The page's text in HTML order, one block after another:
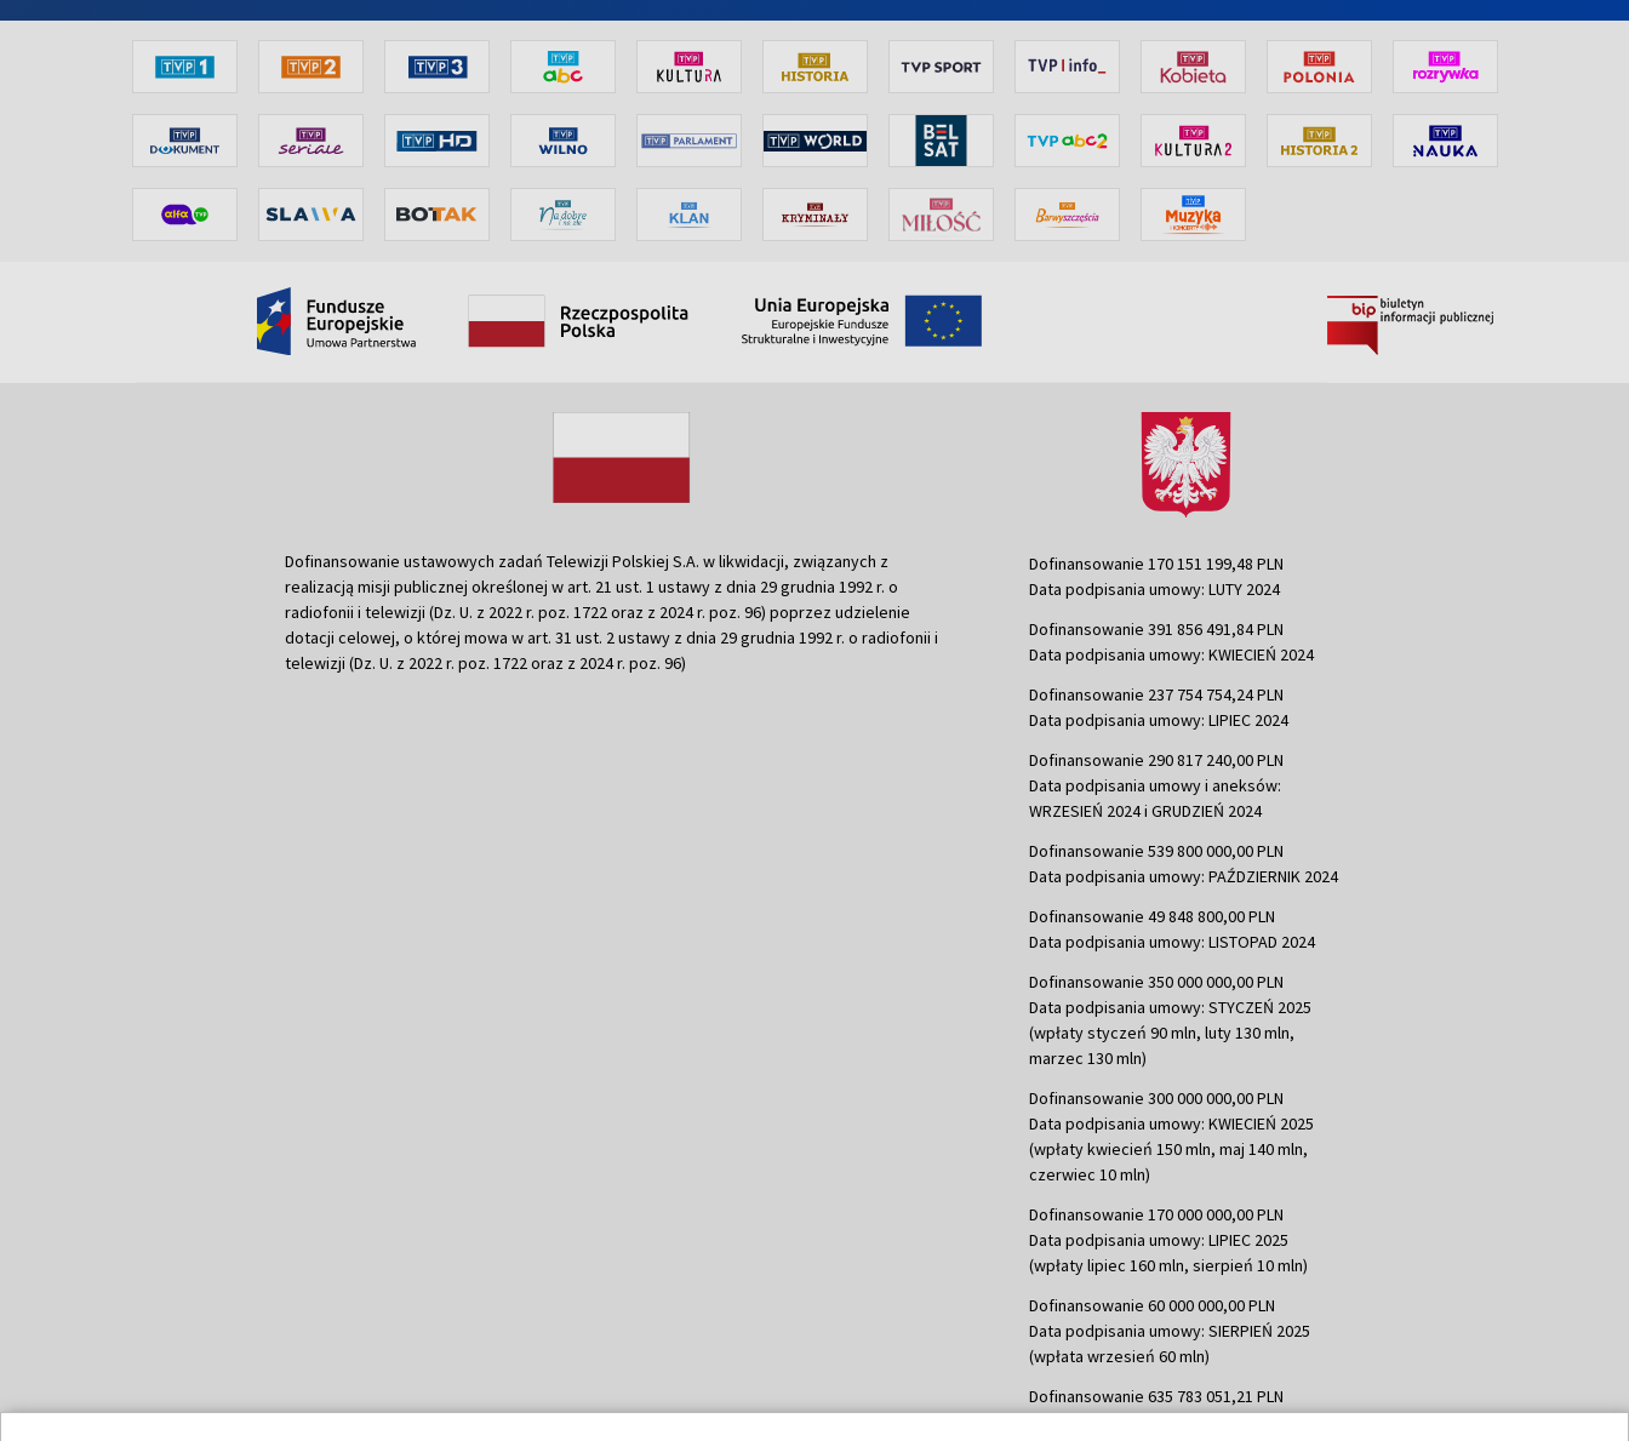
Dofinansowanie ustawowych zadań Telewizji Polskiej S.A. w likwidacji, związanych z
realizacją misji publicznej określonej w art. 21 ust. 1 ustawy z dnia 29 grudnia 1992 r. o
radiofonii i telewizji (Dz. U. z 2022 r. poz. 1722 oraz z 2024 r. poz. 96) poprzez udzielenie
dotacji celowej, o której mowa w art. 31 ust. 2 ustawy z dnia 29 grudnia 1992 r. o radiofonii i
telewizji (Dz. U. z 2022 r. poz. 1722 oraz z 2024 r. poz. 96)
Dofinansowanie 170 151 199,48 PLN
Data podpisania umowy: LUTY 2024
Dofinansowanie 391 856 491,84 PLN
Data podpisania umowy: KWIECIEŃ 2024
Dofinansowanie 237 754 754,24 PLN
Data podpisania umowy: LIPIEC 2024
Dofinansowanie 290 817 240,00 PLN
Data podpisania umowy i aneksów:
WRZESIEŃ 2024 i GRUDZIEŃ 2024
Dofinansowanie 539 800 000,00 PLN
Data podpisania umowy: PAŹDZIERNIK 2024
Dofinansowanie 49 848 800,00 PLN
Data podpisania umowy: LISTOPAD 2024
Dofinansowanie 350 000 000,00 PLN
Data podpisania umowy: STYCZEŃ 2025
(wpłaty styczeń 90 mln, luty 130 mln,
marzec 130 mln)
Dofinansowanie 300 000 000,00 PLN
Data podpisania umowy: KWIECIEŃ 2025
(wpłaty kwiecień 150 mln, maj 140 mln,
czerwiec 10 mln)
Dofinansowanie 170 000 000,00 PLN
Data podpisania umowy: LIPIEC 2025
(wpłaty lipiec 160 mln, sierpień 10 mln)
Dofinansowanie 60 000 000,00 PLN
Data podpisania umowy: SIERPIEŃ 2025
(wpłata wrzesień 60 mln)
Dofinansowanie 635 783 051,21 PLN